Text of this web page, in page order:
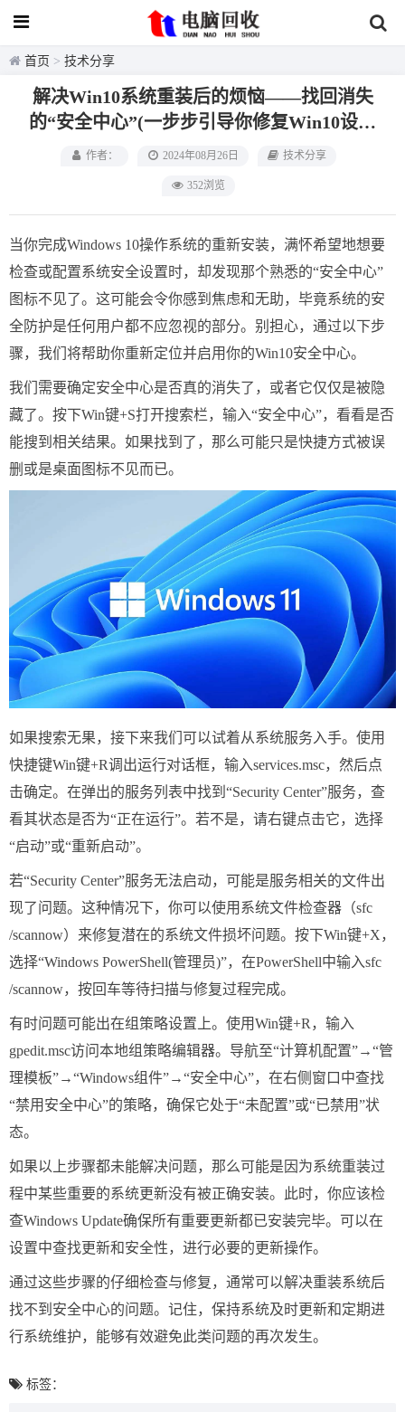
首页 > 技术分享
解决Win10系统重装后的烦恼——找回消失
的“安全中心”(一步步引导你修复Win10设置
中缺失的安全中心方法)
作者： 2024年08月26日 技术分享
352浏览
当你完成Windows 10操作系统的重新安装，满怀希望地想要
检查或配置系统安全设置时，却发现那个熟悉的“安全中心”
图标不见了。这可能会令你感到焦虑和无助，毕竟系统的安
全防护是任何用户都不应忽视的部分。别担心，通过以下步
骤，我们将帮助你重新定位并启用你的Win10安全中心。
我们需要确定安全中心是否真的消失了，或者它仅仅是被隐
藏了。按下Win键+S打开搜索栏，输入“安全中心”，看看是否
能搜到相关结果。如果找到了，那么可能只是快捷方式被误
删或是桌面图标不见而已。
如果搜索无果，接下来我们可以试着从系统服务入手。使用
快捷键Win键+R调出运行对话框，输入services.msc，然后点
击确定。在弹出的服务列表中找到“Security Center”服务，查
看其状态是否为“正在运行”。若不是，请右键点击它，选择
“启动”或“重新启动”。
若“Security Center”服务无法启动，可能是服务相关的文件出
现了问题。这种情况下，你可以使用系统文件检查器（sfc
/scannow）来修复潜在的系统文件损坏问题。按下Win键+X，
选择“Windows PowerShell(管理员)”，在PowerShell中输入sfc
/scannow，按回车等待扫描与修复过程完成。
有时问题可能出在组策略设置上。使用Win键+R，输入
gpedit.msc访问本地组策略编辑器。导航至“计算机配置”→“管
理模板”→“Windows组件”→“安全中心”，在右侧窗口中查找
“禁用安全中心”的策略，确保它处于“未配置”或“已禁用”状
态。
如果以上步骤都未能解决问题，那么可能是因为系统重装过
程中某些重要的系统更新没有被正确安装。此时，你应该检
查Windows Update确保所有重要更新都已安装完毕。可以在
设置中查找更新和安全性，进行必要的更新操作。
通过这些步骤的仔细检查与修复，通常可以解决重装系统后
找不到安全中心的问题。记住，保持系统及时更新和定期进
行系统维护，能够有效避免此类问题的再次发生。
标签：